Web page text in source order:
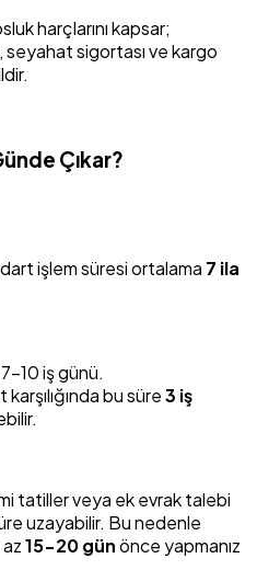
harçlarını kapsar;
seyahat sigortası ve kargo
Çıkar?
işlem süresi ortalama 7 ila
7-10 iş günü.
karşılığında bu süre3 iş
tatiller veya ek evrak talebi
uzayabilir. Bu nedenle
15-20 günönce yapmanız